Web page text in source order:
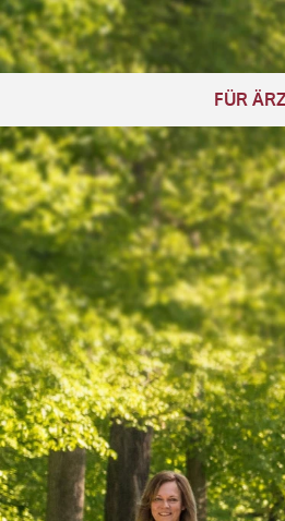
Navigation
überspringen
FÜR